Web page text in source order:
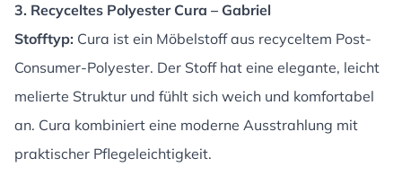
3. Recyceltes Polyester Cura – Gabriel
Stofftyp: Cura ist ein Möbelstoff aus recyceltem Post-
Consumer-Polyester. Der Stoff hat eine elegante, leicht
melierte Struktur und fühlt sich weich und komfortabel
an. Cura kombiniert eine moderne Ausstrahlung mit
praktischer Pflegeleichtigkeit.